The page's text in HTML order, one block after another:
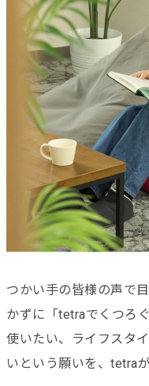
つかい手の皆様の声で
かずに「tetraでくつろ
使いたい、ライフスタ
いという願いを、tetra